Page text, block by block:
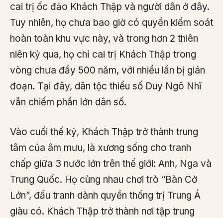
cai trị ốc đảo Khách Thập và người dân ở đây.
Tuy nhiên, họ chưa bao giờ có quyền kiểm soát
hoàn toàn khu vực này, và trong hơn 2 thiên
niên kỷ qua, họ chỉ cai trị Khách Thập trong
vòng chưa đầy 500 năm, với nhiều lần bị gián
đoạn. Tại đây, dân tộc thiểu số Duy Ngô Nhĩ
vẫn chiếm phần lớn dân số.
Vào cuối thế kỷ, Khách Thập trở thành trung
tâm của âm mưu, là xương sống cho tranh
chấp giữa 3 nước lớn trên thế giới: Anh, Nga và
Trung Quốc. Họ cùng nhau chơi trò “Bàn Cờ
Lớn”, đấu tranh dành quyền thống trị Trung Á
giàu có. Khách Thập trở thành nơi tập trung